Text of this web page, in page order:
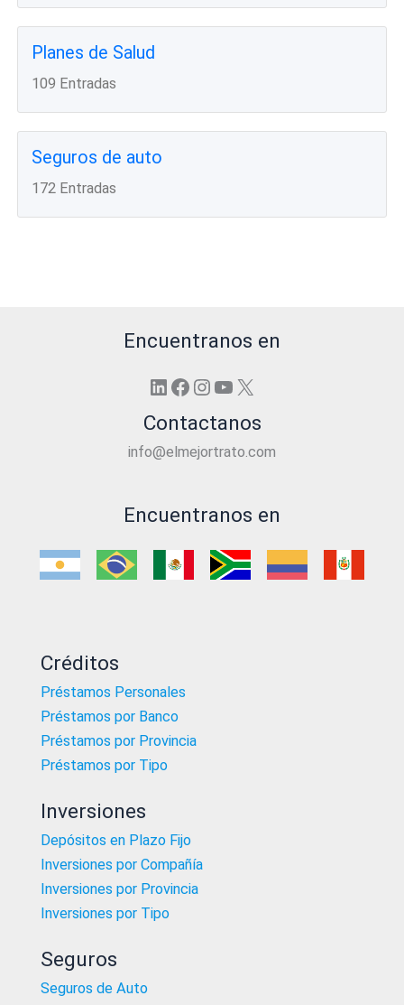
Planes de Salud
109 Entradas
Seguros de auto
172 Entradas
Encuentranos en
LinkedIn
Facebook
Instagram
YouTube
X
Contactanos
info@elmejortrato.com
Encuentranos en
Créditos
Préstamos Personales
Préstamos por Banco
Préstamos por Provincia
Préstamos por Tipo
Inversiones
Depósitos en Plazo Fijo
Inversiones por Compañía
Inversiones por Provincia
Inversiones por Tipo
Seguros
Seguros de Auto